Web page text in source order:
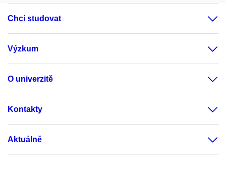
Chci studovat
Výzkum
O univerzitě
Kontakty
Aktuálně